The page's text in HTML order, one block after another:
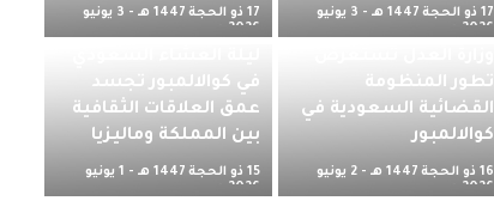
17 ذو الحجة 1447 هـ - 3 يونيو
2026 م
17 ذو الحجة 1447 هـ - 3 يونيو
2026 م
تطور المنظومة
القضائية السعودية في
كوالالمبور
16 ذو الحجة 1447 هـ - 2 يونيو
2026 م
في كوالالمبور تجسد
عمق العلاقات الثقافية
بين المملكة وماليزيا
15 ذو الحجة 1447 هـ - 1 يونيو
2026 م